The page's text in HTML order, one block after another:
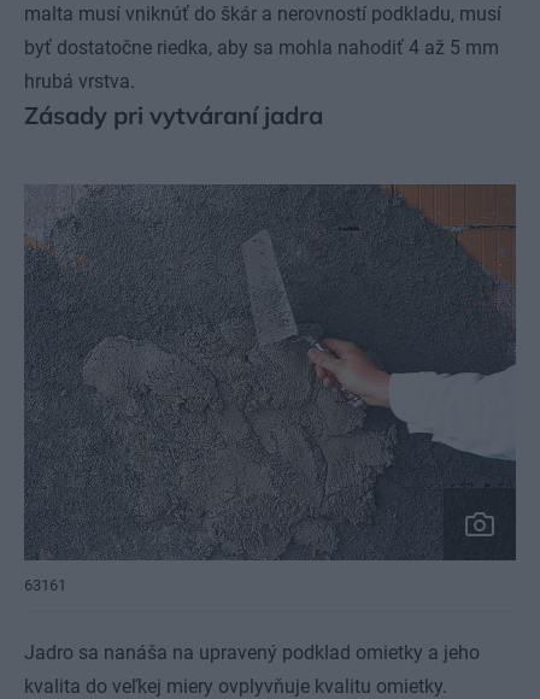
malta musí vniknúť do škár a nerovností podkladu, musí
byť dostatočne riedka, aby sa mohla nahodiť 4 až 5 mm
hrubá vrstva.
Zásady pri vytváraní jadra
63161
Jadro sa nanáša na upravený podklad omietky a jeho
kvalita do veľkej miery ovplyvňuje kvalitu omietky.